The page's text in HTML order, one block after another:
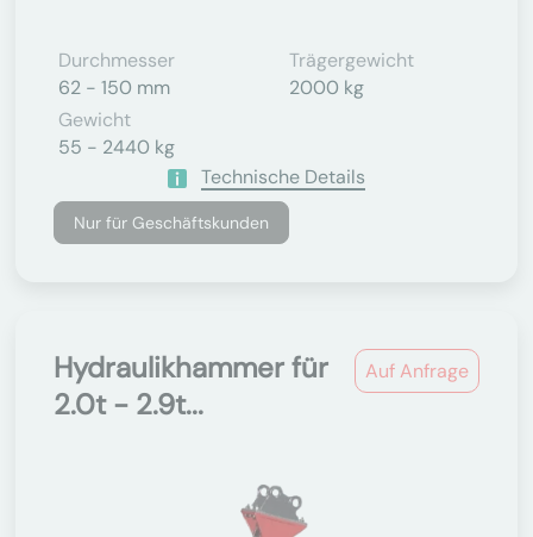
Durchmesser
62 - 150 mm
Trägergewicht
2000 kg
Gewicht
55 - 2440 kg
Technische Details
Nur für Geschäftskunden
Auf Anfrage
Hydraulikhammer für
2.0t - 2.9t...